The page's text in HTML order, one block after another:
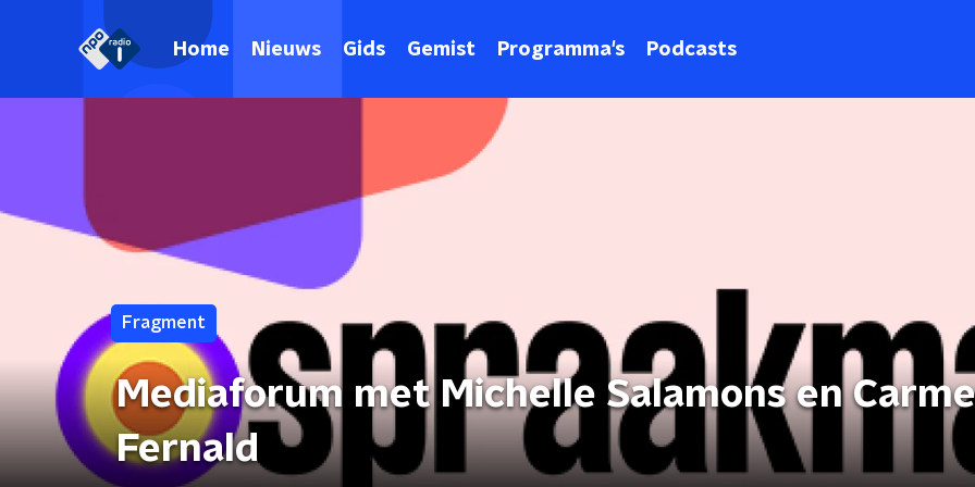
Home Nieuws Gids Gemist Programma's Podcasts
Fragment
Mediaforum met Michelle Salamons en
Fernald